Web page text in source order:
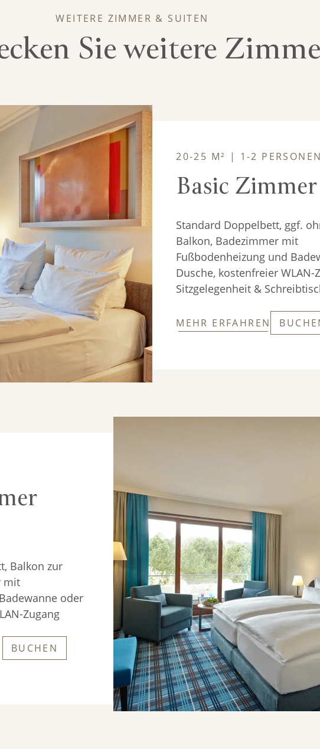
WEITERE ZIMMER & SUITEN
Sie weitere
20-25 M² | 1-2 PERSONEN
Basic Zimmer
Standard Doppelbett, ggf.
Balkon, Badezimmer mit
Fußbodenheizung und
Dusche, kostenfreier WLAN-
Sitzgelegenheit &
MEHR ERFAHREN
Balkon zur
mit
oder
Zugang
BUCHEN